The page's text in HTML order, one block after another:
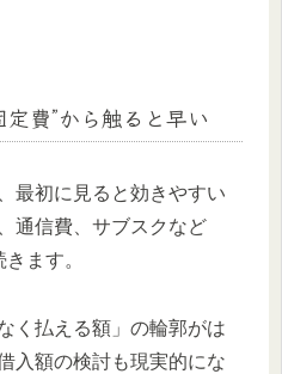
費”から触ると早い
最初に見ると効きやすい
通信費、サブスクなど
ます。
く払える額」の輪郭がは
入額の検討も現実的にな